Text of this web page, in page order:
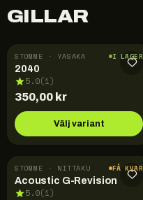
GILLAR
STOMME · YASAKA I LAGER
2040
5.0(1)
350,00 kr
Välj variant
STOMME · NITTAKU FÅ KVAR
Acoustic G-Revision
5.0(1)